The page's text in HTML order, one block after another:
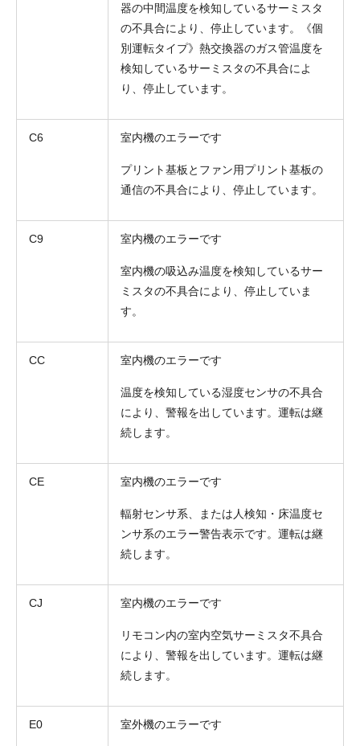
器の中間温度を検知しているサーミスタ
の不具合により、停止しています。《個
別運転タイプ》熱交換器のガス管温度を
検知しているサーミスタの不具合によ
り、停止しています。
C6 室内機のエラーです
プリント基板とファン用プリント基板の
通信の不具合により、停止しています。
C9 室内機のエラーです
室内機の吸込み温度を検知しているサー
ミスタの不具合により、停止していま
す。
CC 室内機のエラーです
温度を検知している湿度センサの不具合
により、警報を出しています。運転は継
続します。
CE 室内機のエラーです
輻射センサ系、または人検知・床温度セ
ンサ系のエラー警告表示です。運転は継
続します。
CJ 室内機のエラーです
リモコン内の室内空気サーミスタ不具合
により、警報を出しています。運転は継
続します。
E0 室外機のエラーです
メールアドレス
(ご選択ください)
工事お見積り依頼
機器お見積り依頼
メッセージ